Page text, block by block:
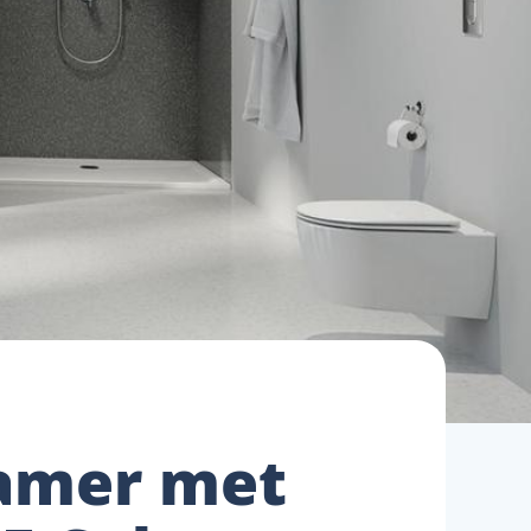
met